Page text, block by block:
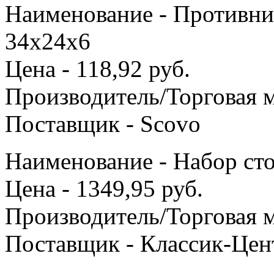
Наименование -
34x24x6
Цена - 118,92 руб.
Производитель/Торговая
Поставщик - Scovo
Наименование - Набор
Цена - 1349,95 руб.
Производитель/Торговая
Поставщик - Классик-